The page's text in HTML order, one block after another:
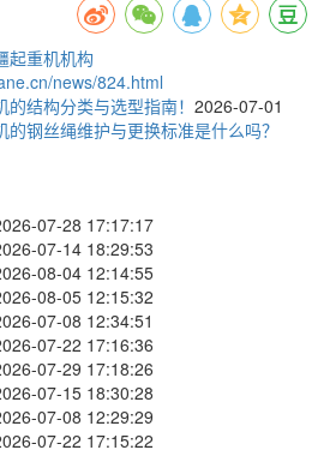
起重机机构
news/824.html
结构分类与选型指南！ 2026-07-01
钢丝绳维护与更换标准是什么吗？
07-28 17:17:17
07-14 18:29:53
08-04 12:14:55
08-05 12:15:32
07-08 12:34:51
07-22 17:16:36
07-29 17:18:26
07-15 18:30:28
07-08 12:29:29
07-22 17:15:22